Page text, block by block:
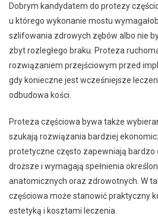
Dobrym kandydatem do protezy
u którego wykonanie mostu
szlifowania zdrowych zębów albo nie
zbyt rozległego braku. Proteza
rozwiązaniem przejściowym przed
gdy konieczne jest wcześniejsze
odbudowa kości.
Proteza częściowa bywa także
szukają rozwiązania bardziej
protetyczne często zapewniają bardzo
droższe i wymagają spełnienia
anatomicznych oraz zdrowotnych. W
częściowa może stanowić praktyczny
estetyką i kosztami leczenia.